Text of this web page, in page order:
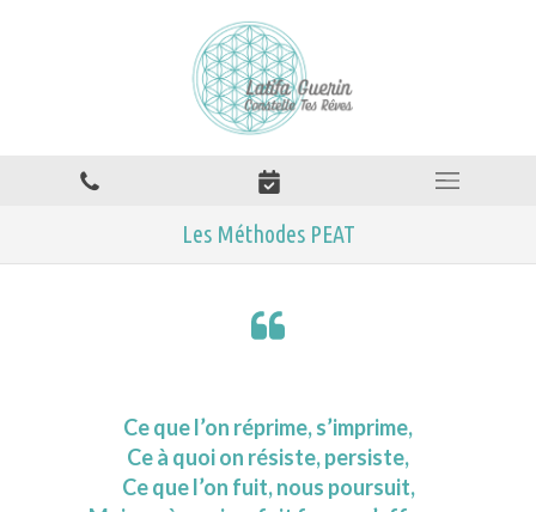
Les Méthodes PEAT
Ce que l’on réprime, s’imprime,
Ce à quoi on résiste, persiste,
Ce que l’on fuit, nous poursuit,